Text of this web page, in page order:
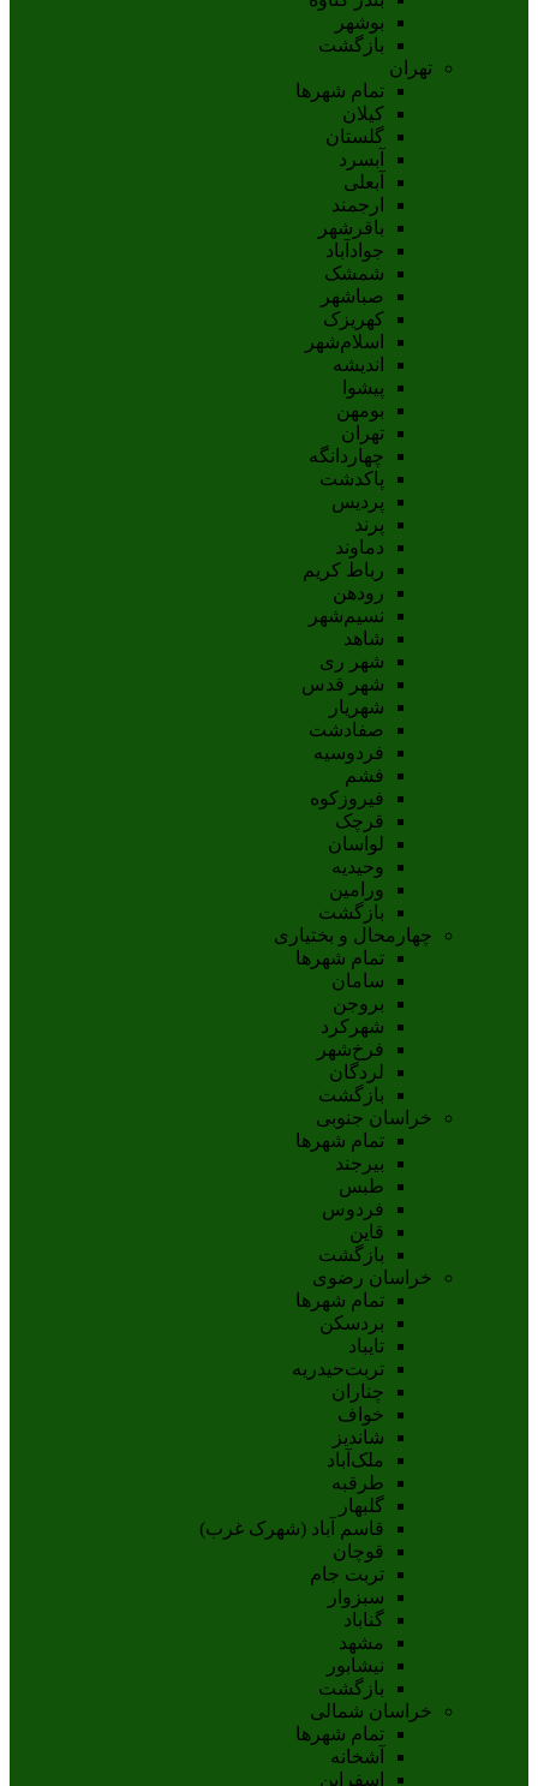
بوشهر
بازگشت
تهران
تمام شهر‌ها
کیلان
گلستان
آبسرد
آبعلی
ارجمند
باقرشهر
جوادآباد
شمشک
صباشهر
کهریزک
اسلام‌شهر
اندیشه
پيشوا
بومهن
تهران
چهاردانگه
پاکدشت
پردیس
پرند
دماوند
رباط کریم
رودهن
نسيم‌شهر
شاهد
شهر ری
شهر قدس
شهریار
صفادشت
فردوسیه
فشم
فیروزکوه
قرچک
لواسان
وحیدیه
ورامین
بازگشت
چهارمحال و بختیاری
تمام شهر‌ها
سامان
بروجن
شهرکرد
فرخ‌شهر
لردگان
بازگشت
خراسان جنوبی
تمام شهر‌ها
بيرجند
طبس
فردوس
قاين
بازگشت
خراسان رضوی
تمام شهر‌ها
بردسکن
تایباد
تربت‌حیدریه
چناران
خواف
شاندیز
ملک‌آباد
طرقبه
گلبهار
قاسم آباد (شهرک غرب)
قوچان
تربت جام
سبزوار
گناباد
مشهد
نيشابور
بازگشت
خراسان شمالی
تمام شهر‌ها
آشخانه
اسفراين